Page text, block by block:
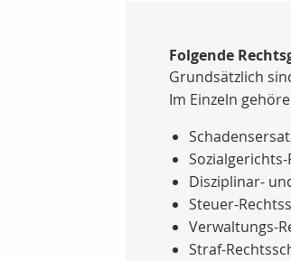
Folgende
Grundsätzlich
Im Einzeln
Disziplinar-
Steuer-
Verwaltungs-
Straf-